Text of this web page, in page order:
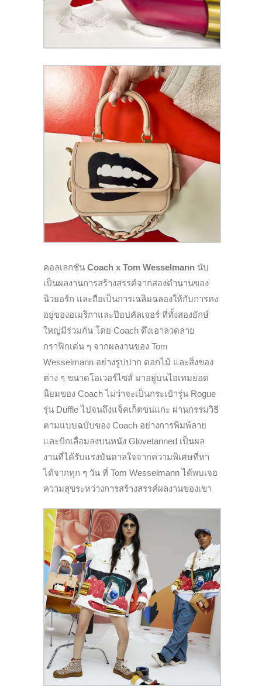
คอลเลกชัน Coach x Tom Wesselmann นับ
เป็นผลงานการสร้างสรรค์จากสองตำนานของ
นิวยอร์ก และถือเป็นการเฉลิมฉลองให้กับการคง
อยู่ของอเมริกาและป๊อปคัลเจอร์ ที่ทั้งสองยักษ์
ใหญ่มีร่วมกัน โดย Coach ดึงเอาลวดลาย
กราฟิกเด่น ๆ จากผลงานของ Tom
Wesselmann อย่างรูปปาก ดอกไม้ และสิ่งของ
ต่าง ๆ ขนาดโอเวอร์ไซส์ มาอยู่บนไอเทมยอด
นิยมของ Coach ไม่ว่าจะเป็นกระเป๋ารุ่น Rogue
รุ่น Duffle ไปจนถึงแจ็คเก็ตขนแกะ ผ่านกรรมวิธี
ตามแบบฉบับของ Coach อย่างการพิมพ์ลาย
และปักเลื่อมลงบนหนัง Glovetanned เป็นผล
งานที่ได้รับแรงบันดาลใจจากความพิเศษที่หา
ได้จากทุก ๆ วัน ที่ Tom Wesselmann ได้พบเจอ
ความสุขระหว่างการสร้างสรรค์ผลงานของเขา